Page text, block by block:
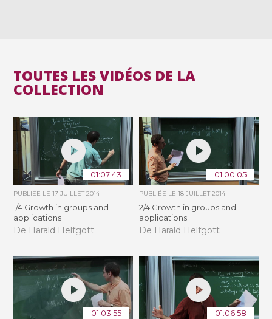
TOUTES LES VIDÉOS DE LA
COLLECTION
01:07:43
PUBLIÉE LE17 JUILLET 2014
1/4 Growth in groups and
applications
De Harald Helfgott
01:00:05
PUBLIÉE LE 18 JUILLET 2014
2/4 Growth in groups and
applications
De Harald Helfgott
01:03:55 01:06:58